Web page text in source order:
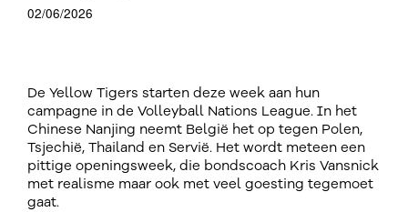
02/06/2026
De Yellow Tigers starten deze week aan hun
campagne in de Volleyball Nations League. In het
Chinese Nanjing neemt België het op tegen Polen,
Tsjechië, Thailand en Servië. Het wordt meteen een
pittige openingsweek, die bondscoach Kris Vansnick
met realisme maar ook met veel goesting tegemoet
gaat.